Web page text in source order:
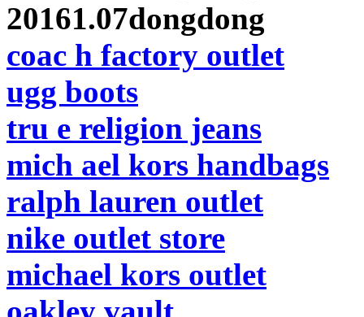
20161.07dongdong
coac h factory outlet
ugg boots
tru e religion jeans
mich ael kors handbags
ralph lauren outlet
nike outlet store
michael kors outlet